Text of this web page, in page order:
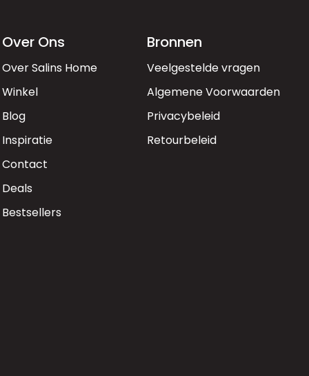
Over Ons
Over Salins Home
Winkel
Blog
Inspiratie
Contact
Deals
Bestsellers
Bronnen
Veelgestelde vragen
Algemene Voorwaarden
Privacybeleid
Retourbeleid